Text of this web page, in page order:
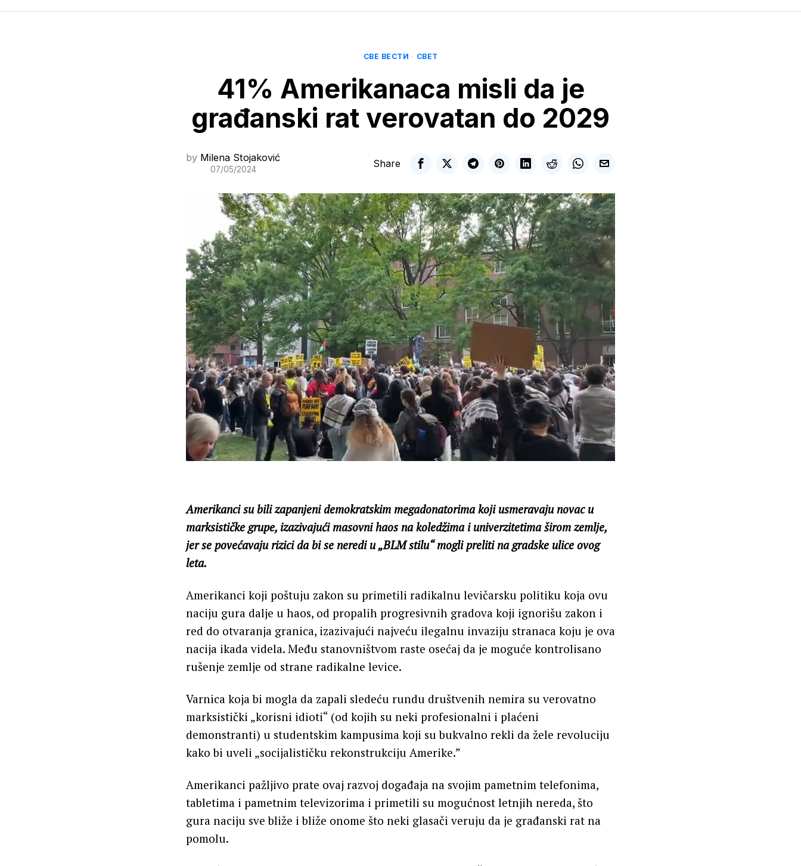
СВЕ ВЕСТИ · СВЕТ
41% Amerikanaca misli da je
građanski rat verovatan do 2029
by Milena Stojaković
07/05/2024
Share
Amerikanci su bili zapanjeni demokratskim megadonatorima koji usmeravaju novac u
marksističke grupe, izazivajući masovni haos na koledžima i univerzitetima širom zemlje,
jer se povećavaju rizici da bi se neredi u „BLM stilu“ mogli preliti na gradske ulice ovog
leta.
Amerikanci koji poštuju zakon su primetili radikalnu levičarsku politiku koja ovu
naciju gura dalje u haos, od propalih progresivnih gradova koji ignorišu zakon i
red do otvaranja granica, izazivajući najveću ilegalnu invaziju stranaca koju je ova
nacija ikada videla. Među stanovništvom raste osećaj da je moguće kontrolisano
rušenje zemlje od strane radikalne levice.
Varnica koja bi mogla da zapali sledeću rundu društvenih nemira su verovatno
marksistički „korisni idioti“ (od kojih su neki profesionalni i plaćeni
demonstranti) u studentskim kampusima koji su bukvalno rekli da žele revoluciju
kako bi uveli „socijalističku rekonstrukciju Amerike.”
Amerikanci pažljivo prate ovaj razvoj događaja na svojim pametnim telefonima,
tabletima i pametnim televizorima i primetili su mogućnost letnjih nereda, što
gura naciju sve bliže i bliže onome što neki glasači veruju da je građanski rat na
pomolu.